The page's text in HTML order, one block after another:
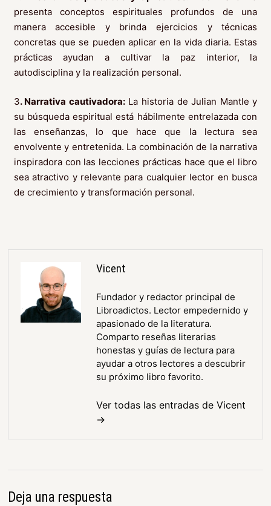
presenta conceptos espirituales profundos de una
manera accesible y brinda ejercicios y técnicas
concretas que se pueden aplicar en la vida diaria. Estas
prácticas ayudan a cultivar la paz interior, la
autodisciplina y la realización personal.
3. Narrativa cautivadora:La historia de Julian Mantle y
su búsqueda espiritual está hábilmente entrelazada con
las enseñanzas, lo que hace que la lectura sea
envolvente y entretenida. La combinación de la narrativa
inspiradora con las lecciones prácticas hace que el libro
sea atractivo y relevante para cualquier lector en busca
de crecimiento y transformación personal.
Vicent
Fundador y redactor principal de
Libroadictos. Lector empedernido y
apasionado de la literatura.
Comparto reseñas literarias
honestas y guías de lectura para
ayudar a otros lectores a descubrir
su próximo libro favorito.
Ver todas las entradas de Vicent
→
Deja una respuesta